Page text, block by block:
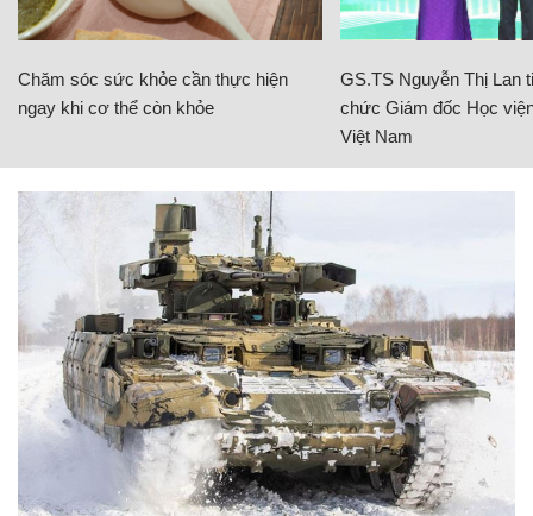
Chăm sóc sức khỏe cần thực hiện
ngay khi cơ thể còn khỏe
GS.TS Nguyễn Thị Lan
chức Giám đốc Học
Việt Nam